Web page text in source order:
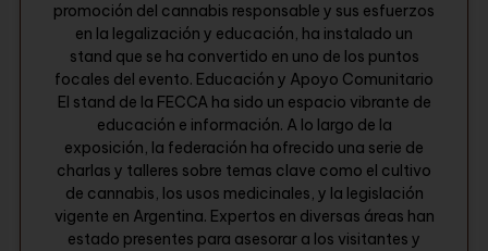
promoción del cannabis responsable y sus esfuerzos
en la legalización y educación, ha instalado un
stand que se ha convertido en uno de los puntos
focales del evento. Educación y Apoyo Comunitario
El stand de la FECCA ha sido un espacio vibrante de
educación e información. A lo largo de la
exposición, la federación ha ofrecido una serie de
charlas y talleres sobre temas clave como el cultivo
de cannabis, los usos medicinales, y la legislación
vigente en Argentina. Expertos en diversas áreas han
estado presentes para asesorar a los visitantes y